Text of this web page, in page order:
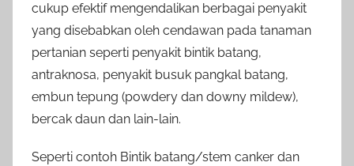
cukup efektif mengendalikan berbagai penyakit
yang disebabkan oleh cendawan pada tanaman
pertanian seperti penyakit bintik batang,
antraknosa, penyakit busuk pangkal batang,
embun tepung (powdery dan downy mildew),
bercak daun dan lain-lain.
Seperti contoh Bintik batang/stem canker dan